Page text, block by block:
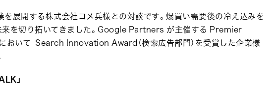
を展開する株式会社コメ兵様との対談です。爆買い需要後の冷え込みを
来を切り拓いてきました。Google Partners が主催する Premier
いて Search Innovation Award（検索広告部門）を受賞した企業様
」